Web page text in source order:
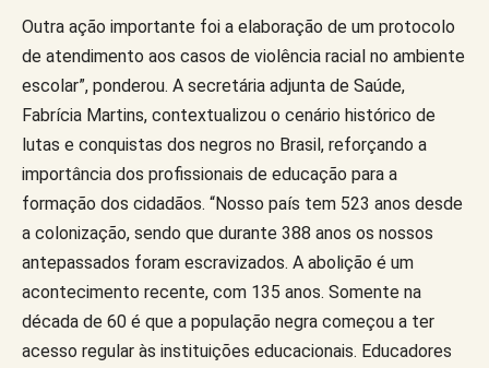
Outra ação importante foi a elaboração de um protocolo
de atendimento aos casos de violência racial no ambiente
escolar”, ponderou. A secretária adjunta de Saúde,
Fabrícia Martins, contextualizou o cenário histórico de
lutas e conquistas dos negros no Brasil, reforçando a
importância dos profissionais de educação para a
formação dos cidadãos. “Nosso país tem 523 anos desde
a colonização, sendo que durante 388 anos os nossos
antepassados foram escravizados. A abolição é um
acontecimento recente, com 135 anos. Somente na
década de 60 é que a população negra começou a ter
acesso regular às instituições educacionais. Educadores